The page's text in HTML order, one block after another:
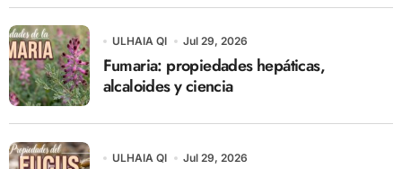
ULHAIA QI Jul 29, 2026
Fumaria: propiedades hepáticas,
alcaloides y ciencia
ULHAIA QI Jul 29, 2026